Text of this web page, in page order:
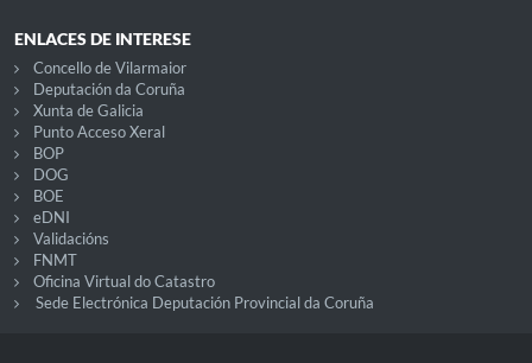
ENLACES DE INTERESE
Concello de Vilarmaior
Deputación da Coruña
Xunta de Galicia
Punto Acceso Xeral
BOP
DOG
BOE
eDNI
Validacións
FNMT
Oficina Virtual do Catastro
Sede Electrónica Deputación Provincial da Coruña